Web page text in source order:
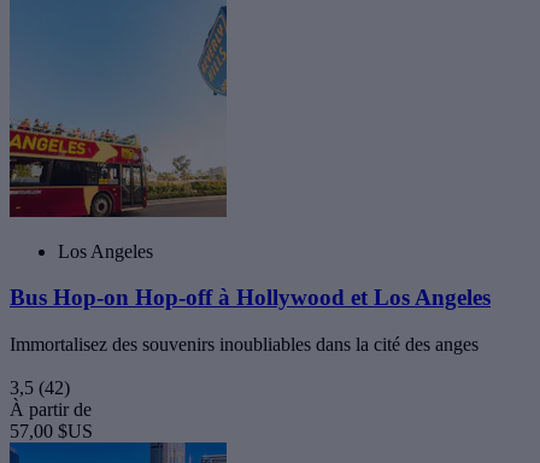
Los Angeles
Bus Hop-on Hop-off à Hollywood et Los Angeles
Immortalisez des souvenirs inoubliables dans la cité des anges
3,5 (42)
À partir de
57,00 $US